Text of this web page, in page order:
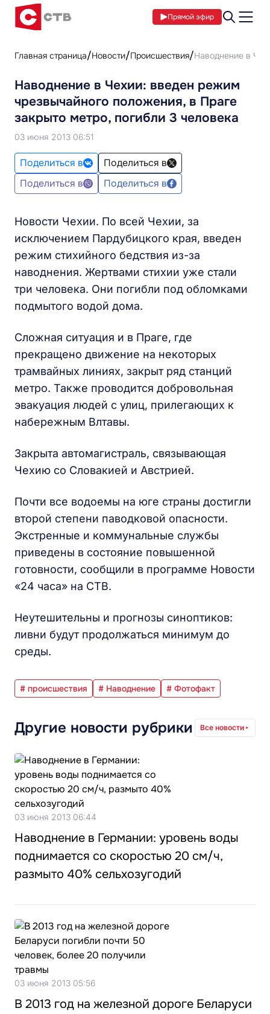
Прямой эфир
Главная страница Новости Происшествия Наводнение в
Наводнение в Чехии: введен режим
чрезвычайного положения, в Праге
закрыто метро, погибли 3 человека
03 июня 2013 06:51
Поделиться в
Поделиться в
Поделиться в
Поделиться в
Новости Чехии. По всей Чехии, за
исключением Пардубицкого края, введен
режим стихийного бедствия из-за
наводнения. Жертвами стихии уже стали
три человека. Они погибли под обломками
подмытого водой дома.
Сложная ситуация и в Праге, где
прекращено движение на некоторых
трамвайных линиях, закрыт ряд станций
метро. Также проводится добровольная
эвакуация людей с улиц, прилегающих к
набережным Влтавы.
Закрыта автомагистраль, связывающая
Чехию со Словакией и Австрией.
Почти все водоемы на юге страны достигли
второй степени паводковой опасности.
Экстренные и коммунальные службы
приведены в состояние повышенной
готовности, сообщили в программе Новости
«24 часа» на СТВ.
Неутешительны и прогнозы синоптиков:
ливни будут продолжаться минимум до
среды.
# происшествия # Наводнение # Фотофакт
Другие новости рубрики Все новости
03 июня 2013 06:44
Наводнение в Германии: уровень воды
поднимается со скоростью 20 см/ч,
размыто 40% сельхозугодий
03 июня 2013 05:56
В 2013 год на железной дороге Беларуси